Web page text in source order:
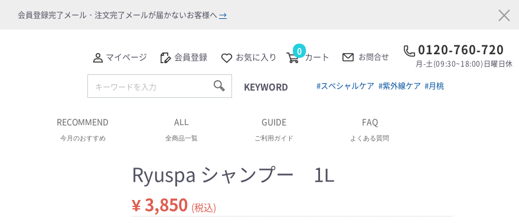
会員登録完了メール・注文完了メールが届かないお客様へ → ×
マイページ 会員登録 お気に入り 0 カート お問合せ 0120-760-720
月-土(09:30~18:00)日曜日休
KEYWORD #スペシャルケア #紫外線ケア #月桃
RECOMMEND
今月のおすすめ
ALL
全商品一覧
GUIDE
ご利用ガイド
FAQ
よくある質問
Ryuspa シャンプー 1L
¥ 3,850 (税込)